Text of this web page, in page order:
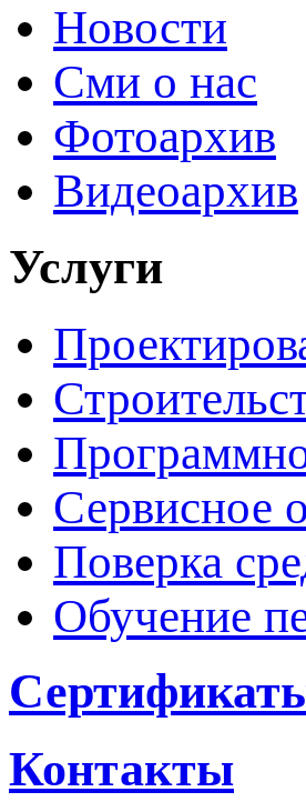
Новости
Сми о нас
Фотоархив
Видеоархив
Услуги
Сервисное
Поверка
Обучение
Контакты